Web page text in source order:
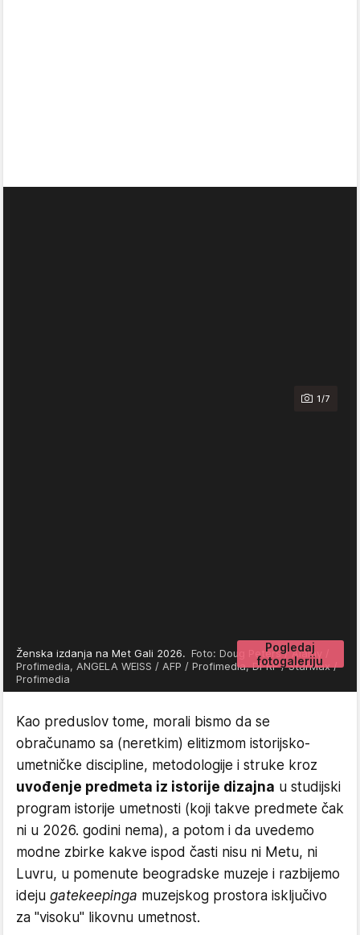
1/7
Pogledaj
fotogaleriju
Ženska izdanja na Met Gali 2026. Foto: Doug Peters / Alamy /
Profimedia, ANGELA WEISS / AFP / Profimedia, DPRF / StarMax /
Profimedia
Kao preduslov tome, morali bismo da se
obračunamo sa (neretkim) elitizmom istorijsko-
umetničke discipline, metodologije i struke kroz
uvođenje predmeta iz istorije dizajna u studijski
program istorije umetnosti (koji takve predmete čak
ni u 2026. godini nema), a potom i da uvedemo
modne zbirke kakve ispod časti nisu ni Metu, ni
Luvru, u pomenute beogradske muzeje i razbijemo
ideju gatekeepinga muzejskog prostora isključivo
za "visoku" likovnu umetnost.